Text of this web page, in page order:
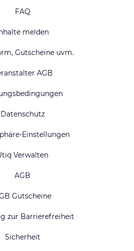
FAQ
melden
Gutscheine uvm.
AGB
Datenschutz
Einstellungen
Verwalten
AGB
Gutscheine
zur Barrierefreiheit
Sicherheit